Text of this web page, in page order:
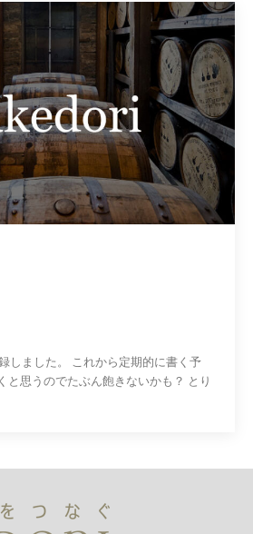
しました。 これから定期的に書く予
と思うのでたぶん飽きないかも？ とり